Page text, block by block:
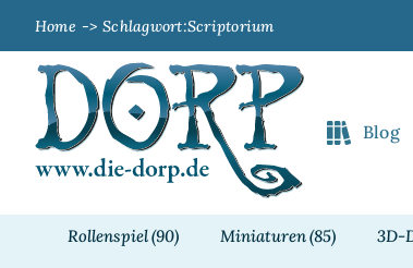
springen
Home Schlagwort:Scriptorium
Blog
Rollenspiel(90) Miniaturen(85) 3D-